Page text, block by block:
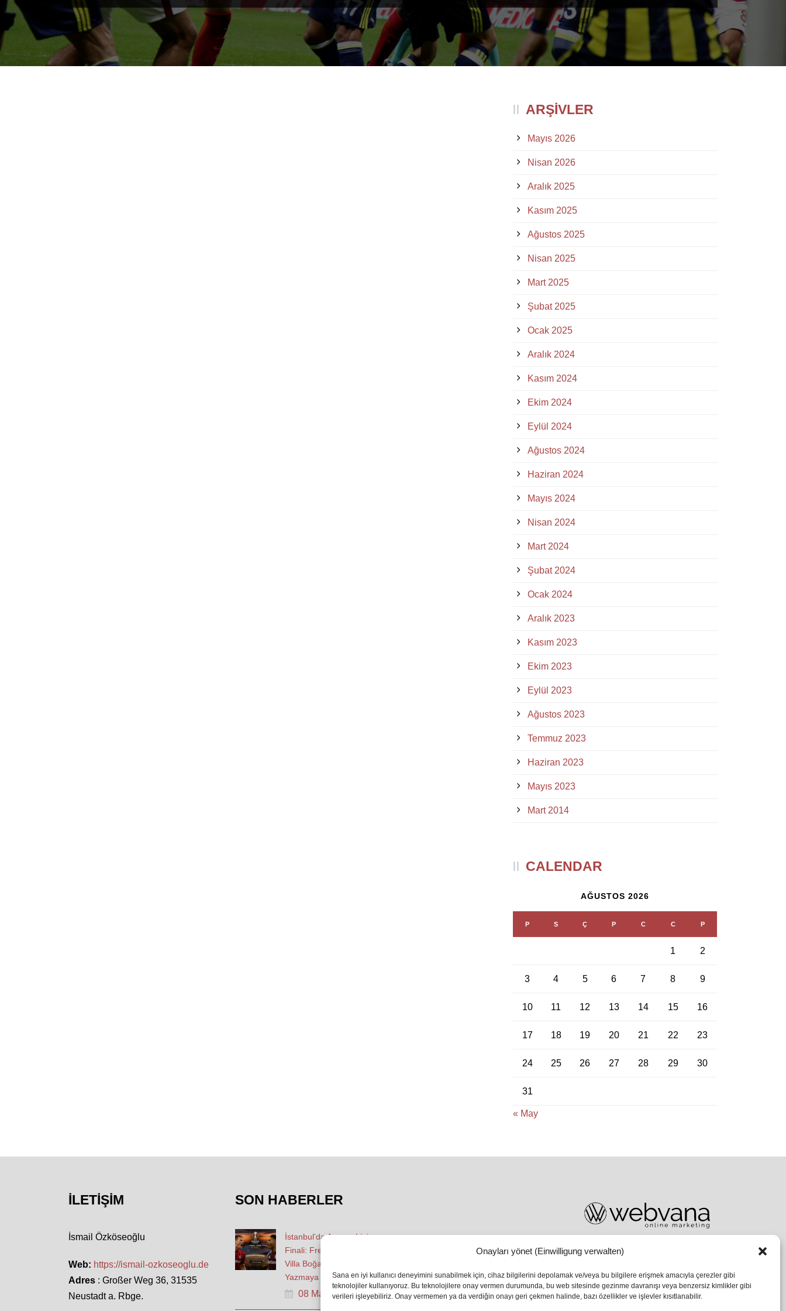
Onayları yönet (Einwilligung verwalten)
Sana en iyi kullanıcı deneyimini sunabilmek için, cihaz bilgilerini depolamak ve/veya bu bilgilere erişmek amacıyla çerezler gibi
teknolojiler kullanıyoruz. Bu teknolojilere onay vermen durumunda, bu web sitesinde gezinme davranışı veya benzersiz kimlikler gibi
verileri işleyebiliriz. Onay vermemen ya da verdiğin onayı geri çekmen halinde, bazı özellikler ve işlevler kısıtlanabilir.
ARŞIVLER
Mayıs 2026
Nisan 2026
Aralık 2025
Kasım 2025
Ağustos 2025
Nisan 2025
Mart 2025
Şubat 2025
Ocak 2025
Aralık 2024
Kasım 2024
Ekim 2024
Eylül 2024
Ağustos 2024
Haziran 2024
Mayıs 2024
Nisan 2024
Mart 2024
Şubat 2024
Ocak 2024
Aralık 2023
Kasım 2023
Ekim 2023
Eylül 2023
Ağustos 2023
Temmuz 2023
Haziran 2023
Mayıs 2023
Mart 2014
CALENDAR
AĞUSTOS 2026
P S Ç P C C P
1 2
3 4 5 6 7 8 9
10 11 12 13 14 15 16
17 18 19 20 21 22 23
24 25 26 27 28 29 30
31
« May
İLETIŞIM
İsmail Özköseoğlu
Web: https://ismail-ozkoseoglu.de
Adres : Großer Weg 36, 31535
Neustadt a. Rbge.
SON HABERLER
İstanbul’da Avrupa Ligi
Finali: Freiburg ve Aston
Villa Boğaz’da Tarih
Yazmaya Hazırlanıyor
08 May 2026